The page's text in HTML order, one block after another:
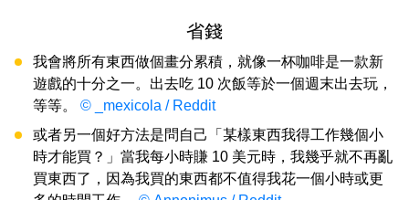
省錢
我會將所有東西做個畫分累積，就像一杯咖啡是一款新
遊戲的十分之一。出去吃 10 次飯等於一個週末出去玩，
等等。 © _mexicola / Reddit
或者另一個好方法是問自己「某樣東西我得工作幾個小
時才能買？」當我每小時賺 10 美元時，我幾乎就不再亂
買東西了，因為我買的東西都不值得我花一個小時或更